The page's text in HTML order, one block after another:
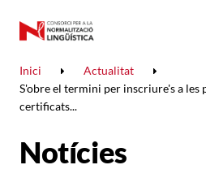
Inici
Actualitat
S'obre el termini per inscriure's a les
certificats...
Notícies